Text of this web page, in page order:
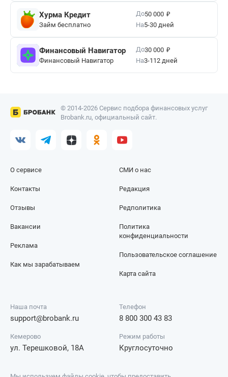
Хурма Кредит
Займ бесплатно
До50 000 ₽
На5-30 дней
Финансовый Навигатор
Финансовый Навигатор
До30 000 ₽
На3-112 дней
© 2014-2026 Сервис подбора финансовых услуг
Brobank.ru, официальный сайт.
О сервисе
Контакты
Отзывы
СМИ о нас
Редакция
Редполитика
Вакансии
Реклама
Как мы зарабатываем
Политика
конфиденциальности
Пользовательское соглашение
Карта сайта
Наша почта
support@brobank.ru
Телефон
8 800 300 43 83
Кемерово
ул. Терешковой, 18А
Режим работы
Круглосуточно